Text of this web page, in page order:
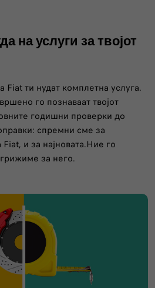
на услуги за твојот
Fiat ти нудат комплетна услуга.
го познаваат твојот
годишни проверки до
спремни сме за
Fiat, и за најновата.Ние го
за него.